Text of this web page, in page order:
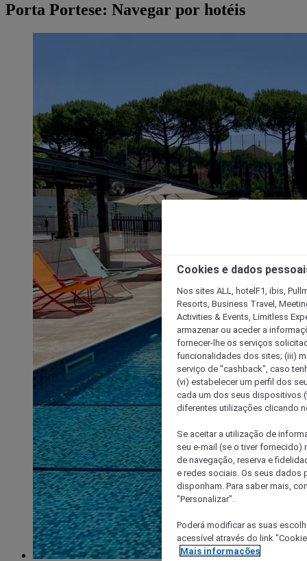
Porta Portese: Navegar por hotéis
Cookies e dados
Nos sites ALL, hotelF1, ibis,
Resorts, Business Travel,
Activities & Events, Limitless
armazenar ou aceder a
fornecer-lhe os serviços
funcionalidades dos sites; (iii)
serviço de "cashback", caso
(vi) estabelecer um perfil dos
cada um dos seus dispositivos
diferentes utilizações clicando
Se aceitar a utilização de
seu e-mail (se o tiver
de navegação, reserva e
e redes sociais. Os seus dados
disponham. Para saber mais,
"Personalizar".
Poderá modificar as suas
acessível através do link
Mais informações